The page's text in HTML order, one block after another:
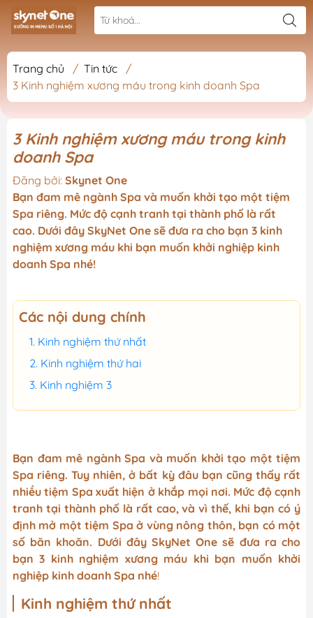
Trang chủ / Tin tức
/
3 Kinh nghiệm xương máu trong kinh doanh Spa
3 Kinh nghiệm xương máu trong kinh
doanh Spa
Đăng bởi: Skynet One
Bạn đam mê ngành Spa và muốn khởi tạo một tiệm
Spa riêng. Mức độ cạnh tranh tại thành phố là rất
cao. Dưới đây SkyNet One sẽ đưa ra cho bạn 3 kinh
nghiệm xương máu khi bạn muốn khởi nghiệp kinh
doanh Spa nhé!
Các nội dung chính
Kinh nghiệm thứ nhất
Kinh nghiệm thứ hai
Kinh nghiệm 3
Bạn đam mê ngành Spa và muốn khởi tạo một tiệm
Spa riêng. Tuy nhiên, ở bất kỳ đâu bạn cũng thấy rất
nhiều tiệm Spa xuất hiện ở khắp mọi nơi. Mức độ cạnh
tranh tại thành phố là rất cao, và vì thế, khi bạn có ý
định mở một tiệm Spa ở vùng nông thôn, bạn có một
số băn khoăn. Dưới đây SkyNet One sẽ đưa ra cho
bạn 3 kinh nghiệm xương máu khi bạn muốn khởi
nghiệp kinh doanh Spa nhé!
Kinh nghiệm thứ nhất